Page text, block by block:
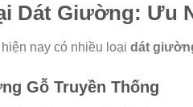
Dát Giường: Ưu
nay có nhiều loại dát
Gỗ Truyền Thống